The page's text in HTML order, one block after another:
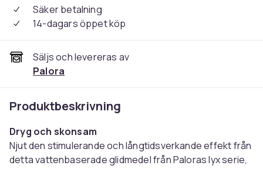
Säker betalning
14-dagars öppet köp
Säljs och levereras av
Palora
Produktbeskrivning
Dryg och skonsam
Njut den stimulerande och långtidsverkande effekt från
detta vattenbaserade glidmedel från Paloras lyx serie,